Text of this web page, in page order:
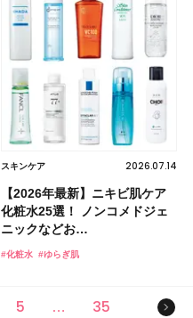
スキンケア 2026.07.14
【2026年最新】ニキビ肌ケア
化粧水25選！ ノンコメドジェ
ニックなどお…
#化粧水 #ゆらぎ肌
5 … 35 次の